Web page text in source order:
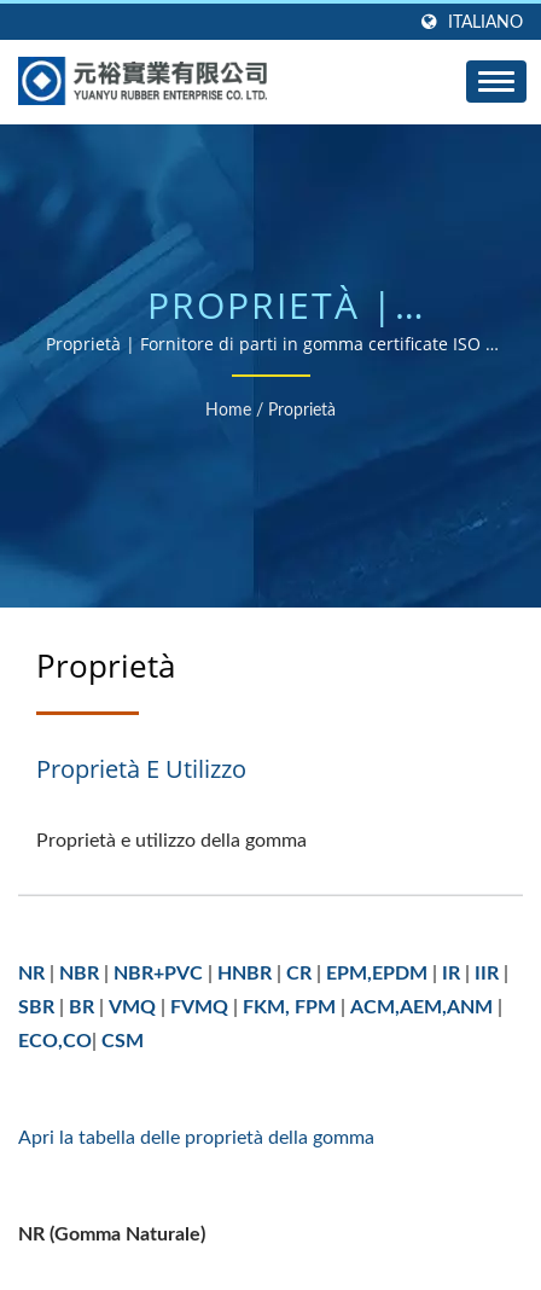
ITALIANO
PROPRIETÀ |
GROMMET IN GOMMA
PERSONALIZZATI,
GUARNIZIONI E
GUARNIZIONI -
PRESTARE
Proprietà | Fornitore di parti in gomma certificate ISO e
RoHS
Home / Proprietà
Proprietà
Proprietà E Utilizzo
Proprietà e utilizzo della gomma
NR NBR NBR+PVC HNBR CR EPM,EPDM IR IIR
SBR
BR VMQ FVMQ FKM, FPM ACM,AEM,ANM
ECO,CO CSM
Apri la tabella delle proprietà della gomma
NR (Gomma Naturale)